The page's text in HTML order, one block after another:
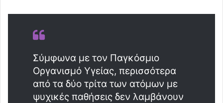
Σύμφωνα με τον Παγκόσμιο
Οργανισμό Υγείας, περισσότερα
από τα δύο τρίτα των ατόμων με
ψυχικές παθήσεις δεν λαμβάνουν